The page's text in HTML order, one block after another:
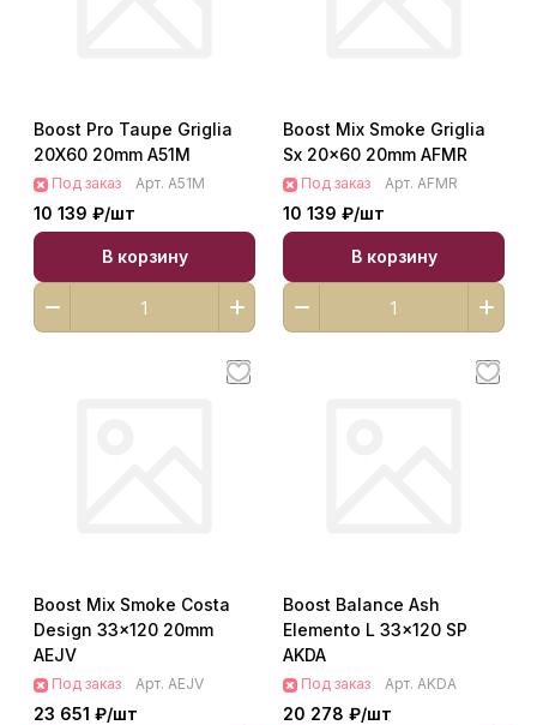
Boost Pro Taupe Griglia
20X60 20mm A51M
Под заказ Арт. A51M
10 139 ₽/шт
В корзину
Boost Mix Smoke Griglia
Sx 20x60 20mm AFMR
Под заказ Арт. AFMR
10 139 ₽/шт
В корзину
Boost Mix Smoke Costa
Design 33x120 20mm
AEJV
Под заказ Арт. AEJV
23 651 ₽/шт
Boost Balance Ash
Elemento L 33x120 SP
AKDA
Под заказ Арт. AKDA
20 278 ₽/шт